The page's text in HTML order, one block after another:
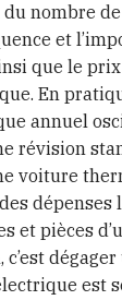
nombre
et
que le
En
annuel
révision
voiture
dépenses
et pièces
est